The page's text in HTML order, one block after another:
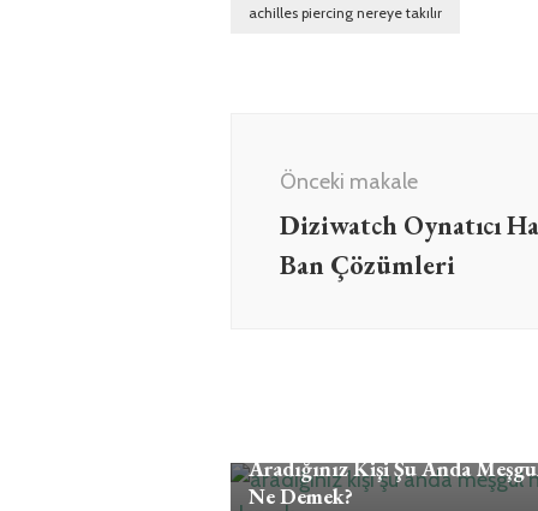
achilles piercing nereye takılır
dolaşımı
Önceki makale
Diziwatch Oynatıcı
Ban Çözümleri
Aradığınız Kişi Şu Anda
Ne Demek?